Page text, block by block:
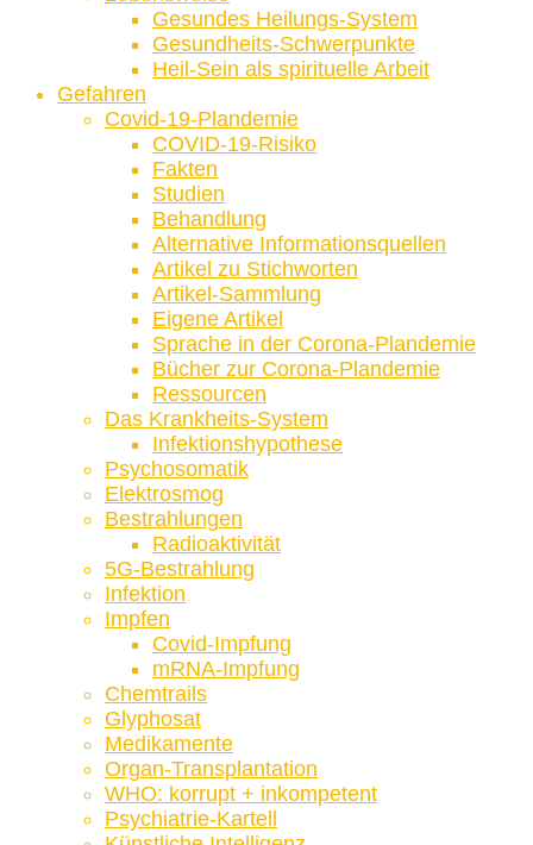
Gesundes Heilungs-System
Gesundheits-Schwerpunkte
Heil-Sein als spirituelle Arbeit
Gefahren
Covid-19-Plandemie
COVID-19-Risiko
Fakten
Studien
Behandlung
Alternative Informationsquellen
Artikel zu Stichworten
Artikel-Sammlung
Eigene Artikel
Sprache in der Corona-Plandemie
Bücher zur Corona-Plandemie
Ressourcen
Das Krankheits-System
Infektionshypothese
Psychosomatik
Elektrosmog
Bestrahlungen
Radioaktivität
5G-Bestrahlung
Infektion
Impfen
Covid-Impfung
mRNA-Impfung
Chemtrails
Glyphosat
Medikamente
Organ-Transplantation
WHO: korrupt + inkompetent
Psychiatrie-Kartell